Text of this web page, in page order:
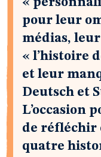
pour leur
médias,
« l’histoire
et leur
Deutsch et
L’occasion
de réfléchir
quatre